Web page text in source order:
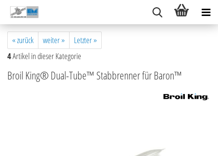
« zurück weiter »
Letzter »
4Artikel in dieser Kategorie
Broil King® Dual-Tube™ Stabbrenner für Baron™